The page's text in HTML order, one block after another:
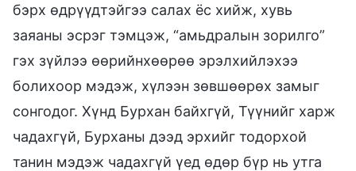
бэрх өдрүүдтэйгээ салах ёс хийж, хувь
заяаны эсрэг тэмцэж, “амьдралын зорилго”
гэх зүйлээ өөрийнхөөрөө эрэлхийлэхээ
болихоор мэдэж, хүлээн зөвшөөрөх замыг
сонгодог. Хүнд Бурхан байхгүй, Түүнийг харж
чадахгүй, Бурханы дээд эрхийг тодорхой
танин мэдэж чадахгүй үед өдөр бүр нь утга